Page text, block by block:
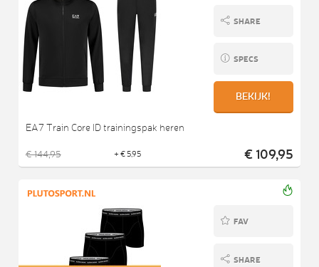
SHARE
SPECS
BEKIJK!
EA7 Train Core ID trainingspak heren
€ 144,95 + € 5,95 € 109,95
FAV
SHARE